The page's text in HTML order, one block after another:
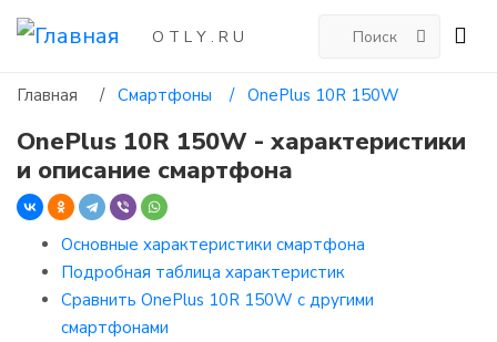
O T L Y . R U
Главная / Смартфоны / OnePlus 10R 150W
OnePlus 10R 150W - характеристики
и описание смартфона
Основные характеристики смартфона
Подробная таблица характеристик
Сравнить OnePlus 10R 150W с другими
смартфонами